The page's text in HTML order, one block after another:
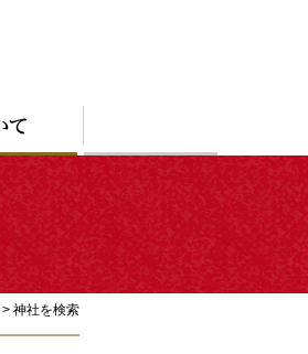
> 神社を検索